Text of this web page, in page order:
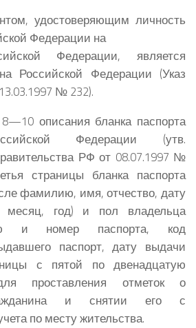
удостоверяющим личность
Федерации на
Федерации, является
Российской Федерации (Указ
№ 232).
описания бланка паспорта
Федерации (утв.
РФ от 08.07.1997 №
страницы бланка паспорта
фамилию, имя, отчество, дату
месяц, год) и пол владельца
и номер паспорта, код
паспорт, дату выдачи
с пятой по двенадцатую
проставления отметок о
и снятии его с
по месту жительства.